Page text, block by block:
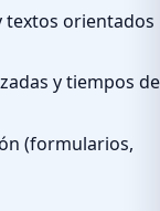
textos orientados
y tiempos de
(formularios,